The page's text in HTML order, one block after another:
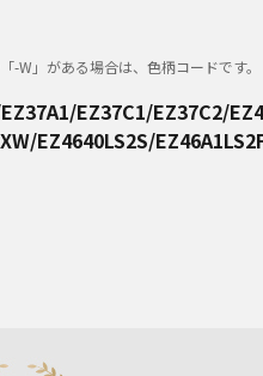
-W」がある場合は、色柄コードです。
EZ37C1/EZ37C2/
EZ4640LS2S/